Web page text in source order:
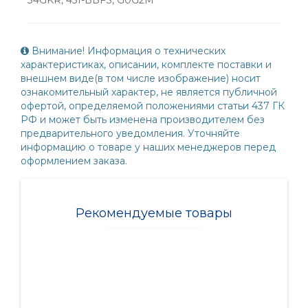
Внимание! Информация о технических
характеристиках, описании, комплекте поставки и
внешнем виде(в том числе изображение) носит
ознакомительный характер, не является публичной
офертой, определяемой положениями статьи 437 ГК
РФ и может быть изменена производителем без
предварительного уведомления. Уточняйте
информацию о товаре у наших менеджеров перед
оформлением заказа.
Рекомендуемые товары